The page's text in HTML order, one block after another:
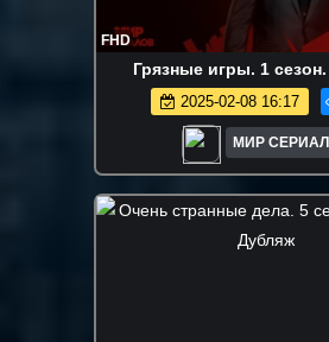
FHD
Грязные игры. 1
2025-02-08 16:17
МИР